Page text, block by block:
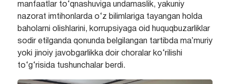
manfaatlar to‘qnashuviga undamaslik, yakuniy
nazorat imtihonlarda o‘z bilimlariga tayangan holda
baholarni olishlarini, korrupsiyaga oid huquqbuzarliklar
sodir etilganda qonunda belgilangan tartibda maʼmuriy
yoki jinoiy javobgarlikka doir choralar ko‘rilishi
to‘g‘risida tushunchalar berdi.